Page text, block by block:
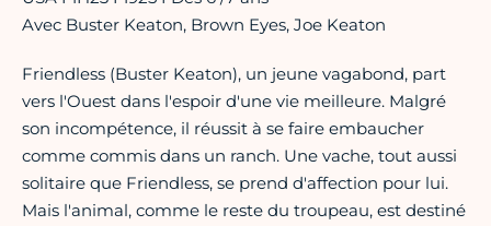
Avec Buster Keaton, Brown Eyes, Joe Keaton
Friendless (Buster Keaton), un jeune vagabond, part
vers l'Ouest dans l'espoir d'une vie meilleure. Malgré
son incompétence, il réussit à se faire embaucher
comme commis dans un ranch. Une vache, tout aussi
solitaire que Friendless, se prend d'affection pour lui.
Mais l'animal, comme le reste du troupeau, est destiné